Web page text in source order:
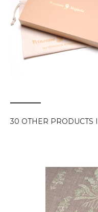
30 OTHER PRODUCTS